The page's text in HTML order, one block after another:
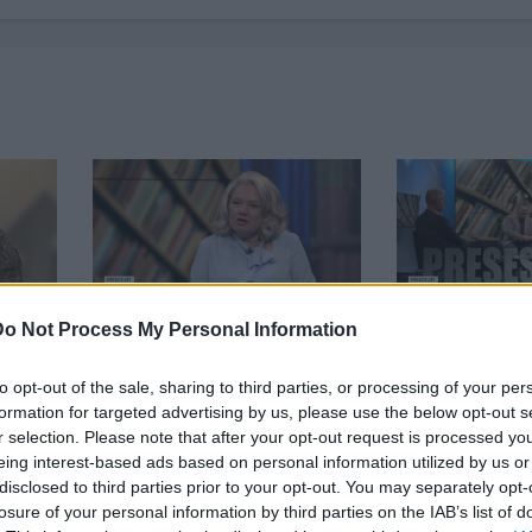
Not Process My Personal Information
opt-out of the sale, sharing to third parties, or processing of your
for targeted advertising by us, please use the below opt-out
selection. Please note that after your opt-out request is processed
interest-based ads based on personal information utilized by us
to third parties prior to your opt-out. You may separately
of your personal information by third parties on the IAB’s list of
03.08.2026 Preses klubs 1.
3. augusts 3. augusts